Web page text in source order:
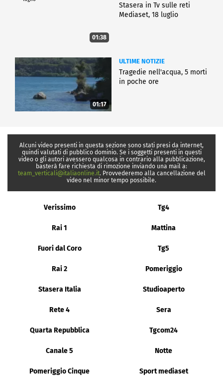
01:38
Stasera in Tv sulle reti
Mediaset, 18 luglio
01:17
ULTIME NOTIZIE
Tragedie nell'acqua, 5 morti
in poche ore
Alcuni video presenti in questa sezione sono stati presi da internet,
quindi valutati di pubblico dominio. Se i soggetti presenti in questi
video o gli autori avessero qualcosa in contrario alla pubblicazione,
basterà fare richiesta di rimozione inviando una mail a:
team_verticali@italiaonline.it. Provvederemo alla cancellazione del
video nel minor tempo possibile.
Verissimo Tg4
Rai 1 Mattina
Fuori dal Coro Tg5
Rai 2 Pomeriggio
Stasera Italia Studioaperto
Rete 4 Sera
Quarta Repubblica Tgcom24
Canale 5 Notte
Pomeriggio Cinque Sport mediaset